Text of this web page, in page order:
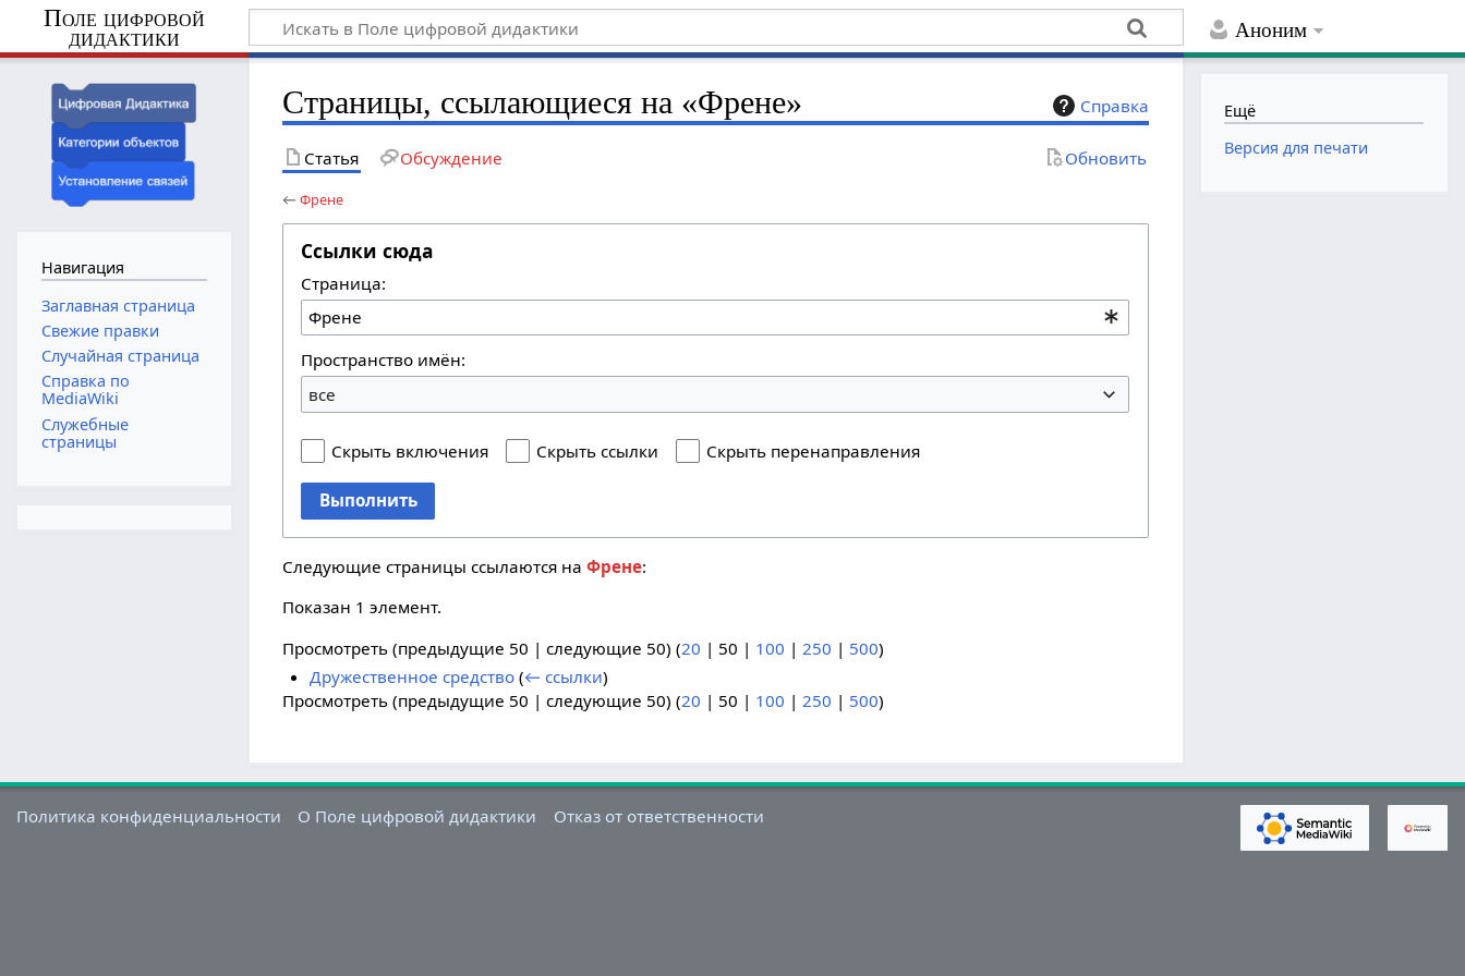
Аноним
Поле цифровой
дидактики
Справка
Страницы, ссылающиеся на «Френе»
Статья Обсуждение Обновить
←Френе
Ссылки сюда
Страница:
Пространство имён:
все
Скрыть включения Скрыть ссылки Скрыть перенаправления
Выполнить
Следующие страницы ссылаются наФрене:
Показан 1 элемент.
Просмотреть (предыдущие 50 |следующие 50) (20 | 50 | 100 | 250 | 500)
Дружественное средство (← ссылки)
Просмотреть (предыдущие 50 |следующие 50) (20 | 50 | 100 |250 | 500)
Навигация
Заглавная страница
Свежие правки
Случайная страница
Справка по
MediaWiki
Служебные
страницы
Ещё
Версия для печати
Политика конфиденциальности О Поле цифровой дидактики Отказ от ответственности